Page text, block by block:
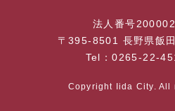
法人番号
〒395-8501 長野県飯
Tel：0265-22-
Copyright Iida City. All